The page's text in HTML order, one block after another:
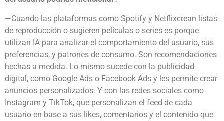
—Cuando las plataformas como Spotify y Netflixcrean listas
de reproducción o sugieren películas o series es porque
utilizan IA para analizar el comportamiento del usuario, sus
preferencias, y patrones de consumo. Son recomendaciones
hechas a medida. Lo mismo sucede con la publicidad
digital, como Google Ads o Facebook Ads y les permite crear
anuncios personalizados. Y con las redes sociales como
Instagram y TikTok, que personalizan el feed de cada
usuario en base a sus likes, comentarios y el contenido que